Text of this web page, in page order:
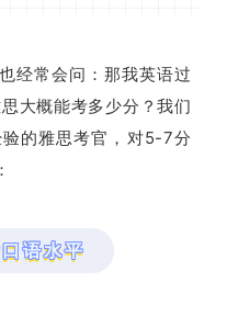
经常会问：那我英语过
大概能考多少分？我们
的雅思考官，对5-7分
语水平